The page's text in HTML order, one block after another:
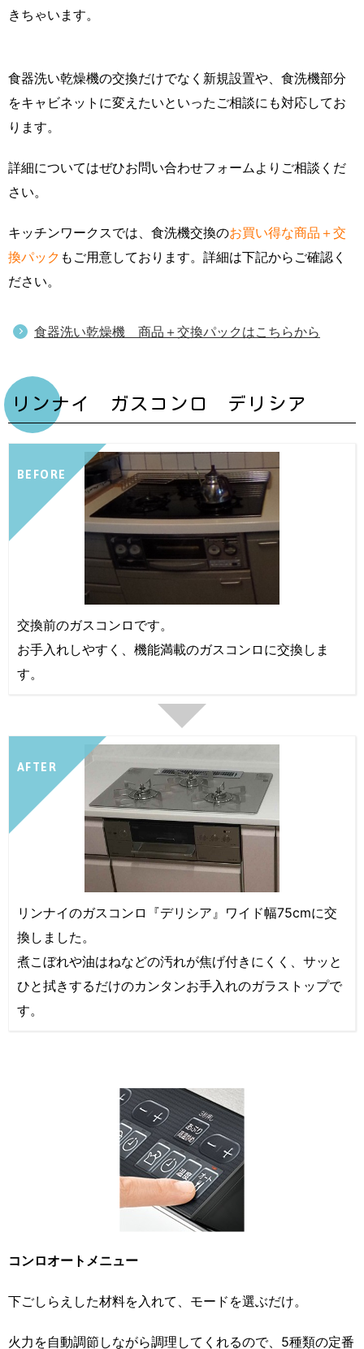
きちゃいます。
食器洗い乾燥機の交換だけでなく新規設置や、食洗機部分
をキャビネットに変えたいといったご相談にも対応してお
ります。
詳細についてはぜひお問い合わせフォームよりご相談くだ
さい。
キッチンワークスでは、食洗機交換のお買い得な商品＋交
換パック もご用意しております。詳細は下記からご確認く
ださい。
食器洗い乾燥機 商品＋交換パックはこちらから
リンナイ ガスコンロ デリシア
BEFORE
交換前のガスコンロです。
お手入れしやすく、機能満載のガスコンロに交換しま
す。
AFTER
リンナイのガスコンロ『デリシア』ワイド幅75cmに交
換しました。
煮こぼれや油はねなどの汚れが焦げ付きにくく、サッと
ひと拭きするだけのカンタンお手入れのガラストップで
す。
コンロオートメニュー
下ごしらえした材料を入れて、モードを選ぶだけ。
火力を自動調節しながら調理してくれるので、5種類の定番